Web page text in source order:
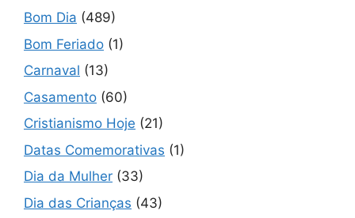
Bom Dia (489)
Bom Feriado (1)
Carnaval (13)
Casamento (60)
Cristianismo Hoje (21)
Datas Comemorativas (1)
Dia da Mulher (33)
Dia das Crianças (43)